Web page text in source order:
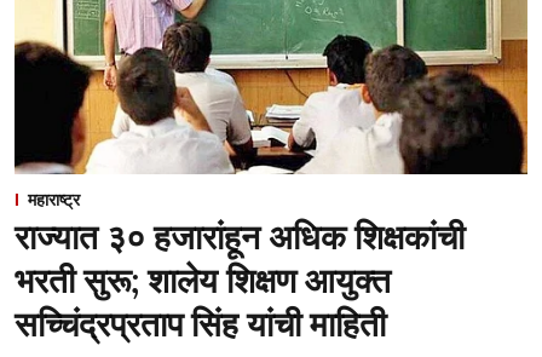
महाराष्ट्र
राज्यात ३० हजारांहून अधिक शिक्षकांची
भरती सुरू; शालेय शिक्षण आयुक्त
सच्चिंद्रप्रताप सिंह यांची माहिती